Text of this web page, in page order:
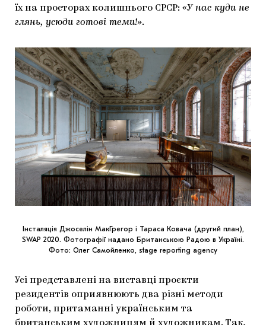
їх на просторах колишнього СРСР: «У нас куди не
глянь, усюди готові теми!».
Інсталяція Джоселін МакГрегор і Тараса Ковача (другий план),
SWAP 2020. Фотографії надано Британською Радою в Україні.
Фото: Олег Самойленко, stage reporting agency
Усі представлені на виставці проєкти
резидентів оприявнюють два різні методи
роботи, притаманні українським та